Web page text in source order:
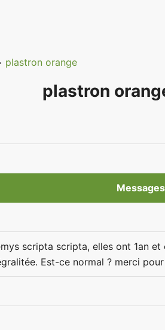
plastron orange
plastron
Messages
scripta scripta, elles ont 1an
Est-ce normal ? merci